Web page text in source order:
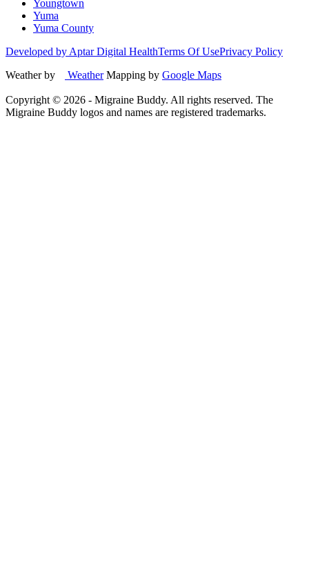
Youngtown
Yuma
Yuma County
Developed by Aptar Digital HealthTerms Of UsePrivacy Policy
Weather by
WeatherMapping by Google Maps
Copyright © 2026 - Migraine Buddy. All rights reserved. The
Migraine Buddy logos and names are registered trademarks.